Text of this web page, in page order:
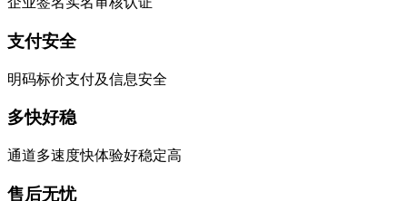
支付安全
明码标价支付及信息安全
多快好稳
通道多速度快体验好稳定高
售后无忧